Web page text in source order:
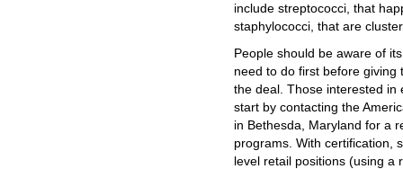
include streptococci, that
staphylococci, that are
People should be aware of
need to do first before giving
the deal. Those interested in
start by contacting the
in Bethesda, Maryland for a
programs. With certification,
level retail positions (using a